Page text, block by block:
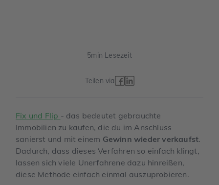
5min Lesezeit
Teilen via
Fix und Flip - das bedeutet gebrauchte
Immobilien zu kaufen, die du im Anschluss
sanierst und mit einem Gewinn wieder verkaufst.
Dadurch, dass dieses Verfahren so einfach klingt,
lassen sich viele Unerfahrene dazu hinreißen,
diese Methode einfach einmal auszuprobieren.